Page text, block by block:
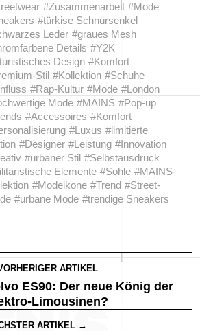
#Zusammenarbeit #Mode
#türkise Schnürsenkel
Leder #graues Mesh
Details #Y2K
Design #Komfort
Stil #Kollektion #Schuhe
#Rap-Kultur #Mode #London
Mode #MAINS #Pop-up
#Accessoires #Komfort
#Luxus #limitierte
#Designer #Leistung #Innovation
#urbaner Stil #Selbstausdruck
Elemente #Sohle #MAINS-
#Modeikone #Trend #Street-
#urbane Mode #trendige Sneakers
ARTIKEL
ES90: Der neue König der
Limousinen?
ARTIKEL →